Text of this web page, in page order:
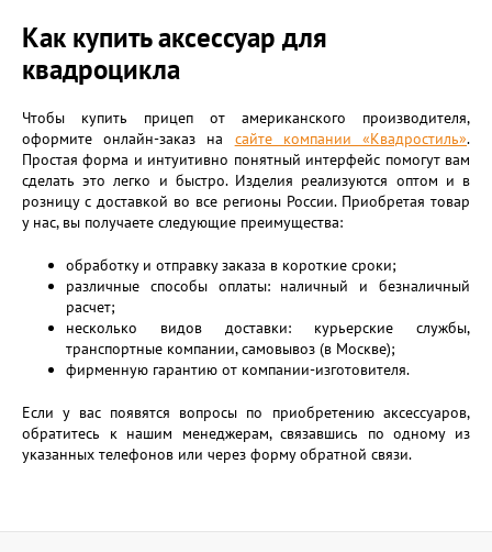
Как купить аксессуар для
квадроцикла
Чтобы купить прицеп от американского производителя,
оформите онлайн-заказ на сайте компании «Квадростиль».
Простая форма и интуитивно понятный интерфейс помогут вам
сделать это легко и быстро. Изделия реализуются оптом и в
розницу с доставкой во все регионы России. Приобретая товар
у нас, вы получаете следующие преимущества:
обработку и отправку заказа в короткие сроки;
различные способы оплаты: наличный и безналичный
расчет;
несколько видов доставки: курьерские службы,
транспортные компании, самовывоз (в Москве);
фирменную гарантию от компании-изготовителя.
Если у вас появятся вопросы по приобретению аксессуаров,
обратитесь к нашим менеджерам, связавшись по одному из
указанных телефонов или через форму обратной связи.